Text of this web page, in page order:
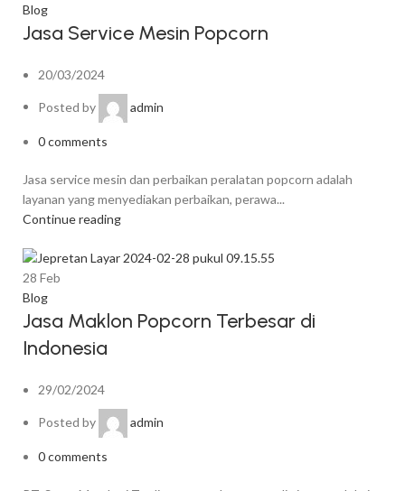
Blog
Jasa Service Mesin Popcorn
20/03/2024
Posted by admin
0comments
Jasa service mesin dan perbaikan peralatan popcorn adalah
layanan yang menyediakan perbaikan, perawa...
Continue reading
28 Feb
Blog
Jasa Maklon Popcorn Terbesar di
Indonesia
29/02/2024
Posted by admin
0comments